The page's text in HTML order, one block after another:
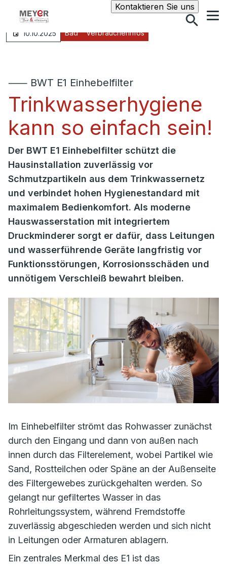
Kontaktieren Sie unsSuche
10.10.2025 Bad Verbraucherinfos
⸺ BWT E1 Einhebelfilter
Trinkwasserhygiene
kann so einfach sein!
Der BWT E1 Einhebelfilter schützt die
Hausinstallation zuverlässig vor
Schmutzpartikeln aus dem Trinkwassernetz
und verbindet hohen Hygienestandard mit
maximalem Bedienkomfort. Als moderne
Hauswasserstation mit integriertem
Druckminderer sorgt er dafür, dass Leitungen
und wasserführende Geräte langfristig vor
Funktionsstörungen, Korrosionsschäden und
unnötigem Verschleiß bewahrt bleiben.
Im Einhebelfilter strömt das Rohwasser zunächst
durch den Eingang und dann von außen nach
innen durch das Filterelement, wobei Partikel wie
Sand, Rostteilchen oder Späne an der Außenseite
des Filtergewebes zurückgehalten werden. So
gelangt nur gefiltertes Wasser in das
Rohrleitungssystem, während Fremdstoffe
zuverlässig abgeschieden werden und sich nicht
in Leitungen oder Armaturen ablagern.
Ein zentrales Merkmal des E1 ist das